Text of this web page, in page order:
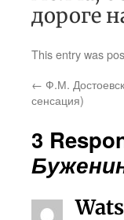
дороге
This entry was
← Ф.М.
сенсация)
3